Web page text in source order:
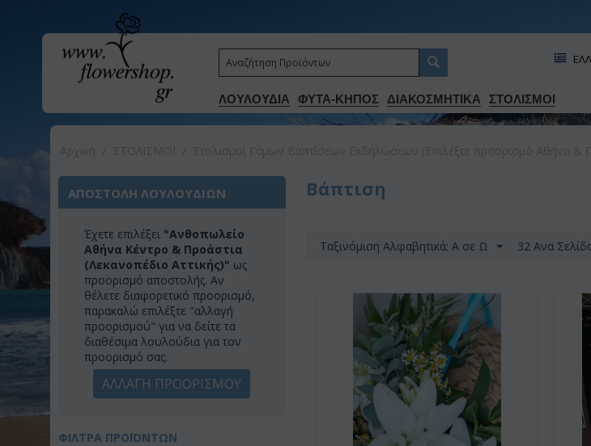
ΛΟΥΛΟΥΔΙΑ ΦΥΤΑ-ΚΗΠΟΣ ΔΙΑΚΟΣΜΗΤΙΚA ΣΤΟΛΙΣΜΟΙ
ΑΠΟΣΤΟΛΗ ΛΟΥΛΟΥΔΙΩΝ
Έχετε επιλέξει "Ανθοπωλείο
Αθήνα Κέντρο & Προάστια
(Λεκανοπέδιο Αττικής)" ως
προορισμό αποστολής. Αν
θέλετε διαφορετικό προορισμό,
παρακαλώ επιλέξτε "αλλαγή
προορισμού" για να δείτε τα
διαθέσιμα λουλούδια για τον
προορισμό σας.
ΑΛΛΑΓΗ ΠΡΟΟΡΙΣΜΟΥ
ΦΊΛΤΡΑ ΠΡΟΪΌΝΤΩΝ
Βάπτιση
Ταξινόμιση Αλφαβητικά: A σε Ω 32 Ανα